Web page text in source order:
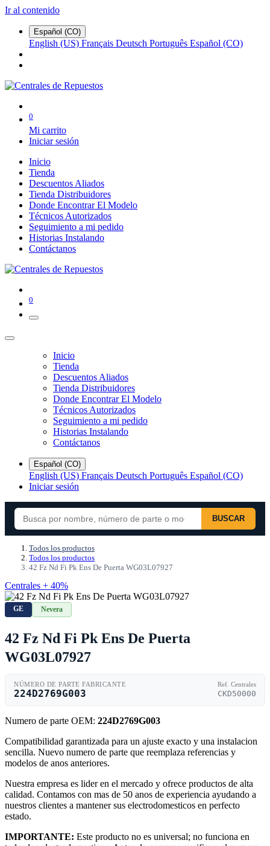
Ir al contenido
Español (CO)
English (US) Français Deutsch Português Español (CO)
0
Mi carrito
Iniciar sesión
Inicio
Tienda
Descuentos Aliados
Tienda Distribuidores
Donde Encontrar El Modelo
Técnicos Autorizados
Seguimiento a mi pedido
Historias Instalando
Contáctanos
0
Inicio
Tienda
Descuentos Aliados
Tienda Distribuidores
Donde Encontrar El Modelo
Técnicos Autorizados
Seguimiento a mi pedido
Historias Instalando
Contáctanos
Español (CO)
English (US) Français Deutsch Português Español (CO)
Iniciar sesión
BUSCAR
Todos los productos
Todos los productos
42 Fz Nd Fi Pk Ens De Puerta WG03L07927
Centrales + 40%
GE Nevera
42 Fz Nd Fi Pk Ens De Puerta
WG03L07927
NÚMERO DE PARTE FABRICANTE
224D2769G003
Ref. Centrales
CKD50000
Numero de parte OEM: 224D2769G003
Compatibilidad garantizada para un ajuste exacto y una instalacion
sencilla. Nuevo numero de parte que reemplaza referencias y
modelos de anos anteriores.
Nuestra empresa es lider en el mercado y ofrece productos de alta
calidad. Contamos con mas de 50 anos de experiencia ayudando a
nuestros clientes a mantener sus electrodomesticos en perfecto
estado.
IMPORTANTE: Este producto no es universal; no funciona en